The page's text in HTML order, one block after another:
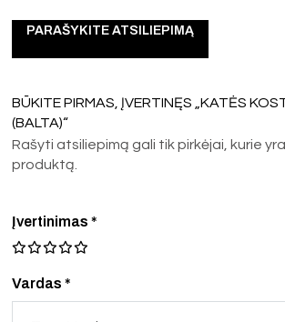
PARAŠYKITE ATSILIEPIMĄ
BŪKITE PIRMAS, ĮVERTINĘS „KATĖS
(BALTA)“
Rašyti atsiliepimą gali tik pirkėjai, kurie
produktą.
Vardas *
Įvertinimas*